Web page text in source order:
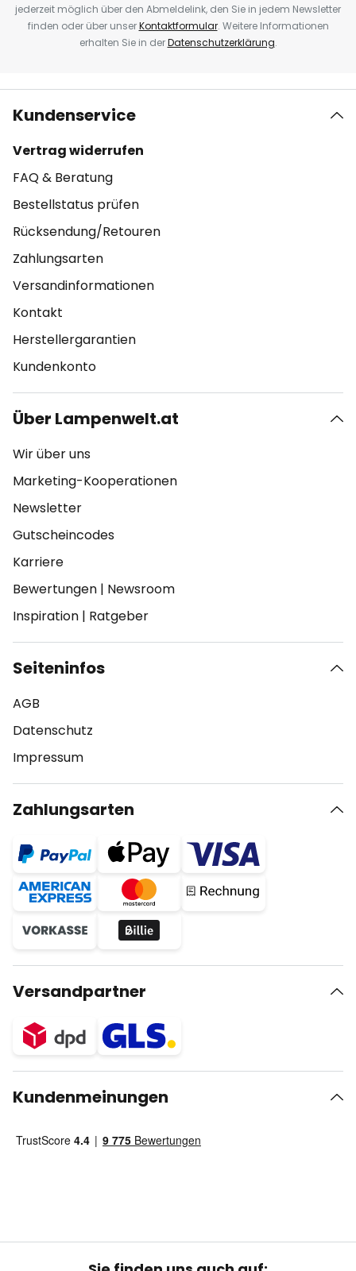
jederzeit möglich über den Abmeldelink, den Sie in jedem Newsletter
finden oder über unserKontaktformular. Weitere Informationen
erhalten Sie in derDatenschutzerklärung.
Kundenservice
Vertrag widerrufen
FAQ & Beratung
Bestellstatus prüfen
Rücksendung/Retouren
Zahlungsarten
Versandinformationen
Kontakt
Herstellergarantien
Kundenkonto
Über Lampenwelt.at
Wir über uns
Marketing-Kooperationen
Newsletter
Gutscheincodes
Karriere
Bewertungen | Newsroom
Inspiration | Ratgeber
Seiteninfos
AGB
Datenschutz
Impressum
Zahlungsarten
Versandpartner
Kundenmeinungen